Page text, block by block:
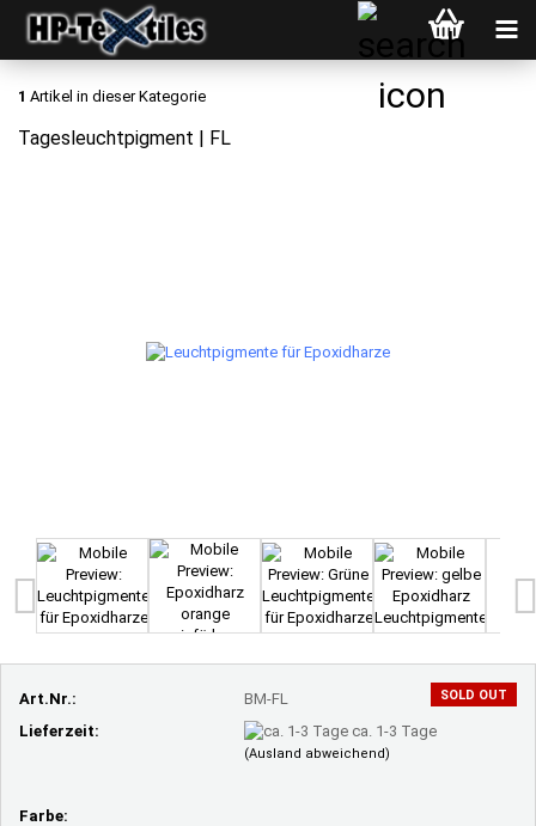
1 Artikel in dieser Kategorie
Tagesleuchtpigment | FL
SOLD OUT
Art.Nr.:
BM-FL
Lieferzeit:
ca. 1-3 Tage
(Ausland abweichend)
Farbe: